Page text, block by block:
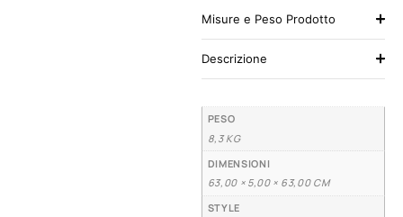
Misure e Peso Prodotto
Descrizione
PESO
8,3 KG
DIMENSIONI
63,00 × 5,00 × 63,00 CM
STYLE